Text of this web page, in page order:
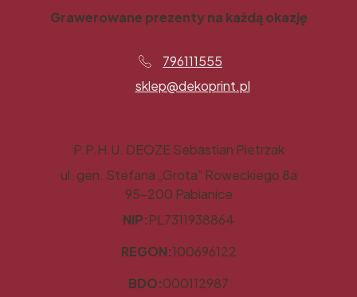
Grawerowane prezenty na każdą okazję
796111555
sklep@dekoprint.pl
P.P.H.U. DEOZE Sebastian Pietrzak
ul. gen. Stefana „Grota” Roweckiego 8a
95-200 Pabianice
NIP:PL7311938864
REGON:100696122
BDO:000112987